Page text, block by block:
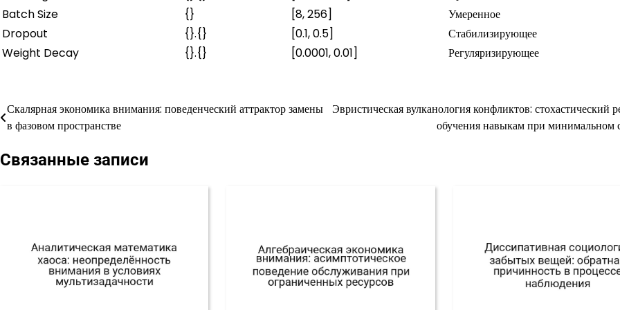
Batch Size
{} [8, 256]
Умеренное
Dropout
{}.{} [0.1, 0.5]
Стабилизирующее
Weight Decay
{}.{} [0.0001, 0.01] Регуляризирующее
Навигация
по
записям
Скалярная экономика внимания: поведенческий аттрактор замены
в фазовом пространстве
Эвристическая вулканология конфликтов: стохастический
обучения навыкам при минимальном
Связанные записи